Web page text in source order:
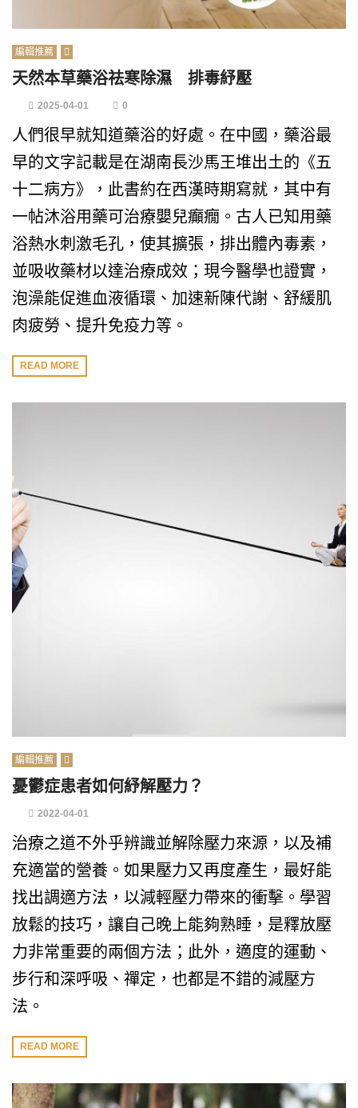
編輯推薦
天然本草藥浴祛寒除濕 排毒紓壓
2025-04-01 0
人們很早就知道藥浴的好處。在中國，藥浴最
早的文字記載是在湖南長沙馬王堆出土的《五
十二病方》，此書約在西漢時期寫就，其中有
一帖沐浴用藥可治療嬰兒癲癇。古人已知用藥
浴熱水刺激毛孔，使其擴張，排出體內毒素，
並吸收藥材以達治療成效；現今醫學也證實，
泡澡能促進血液循環、加速新陳代謝、舒緩肌
肉疲勞、提升免疫力等。
READ MORE
編輯推薦
憂鬱症患者如何紓解壓力？
2022-04-01
治療之道不外乎辨識並解除壓力來源，以及補
充適當的營養。如果壓力又再度產生，最好能
找出調適方法，以減輕壓力帶來的衝擊。學習
放鬆的技巧，讓自己晚上能夠熟睡，是釋放壓
力非常重要的兩個方法；此外，適度的運動、
步行和深呼吸、禪定，也都是不錯的減壓方
法。
READ MORE